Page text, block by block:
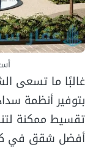
غالبًا ما تسعى
بتوفير أنظمة
تقسيط ممكنة
أفضل شقق في